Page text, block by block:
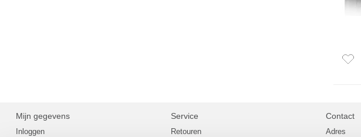
Mijn gegevens
Inloggen
Service
Retouren
Contact
Adres